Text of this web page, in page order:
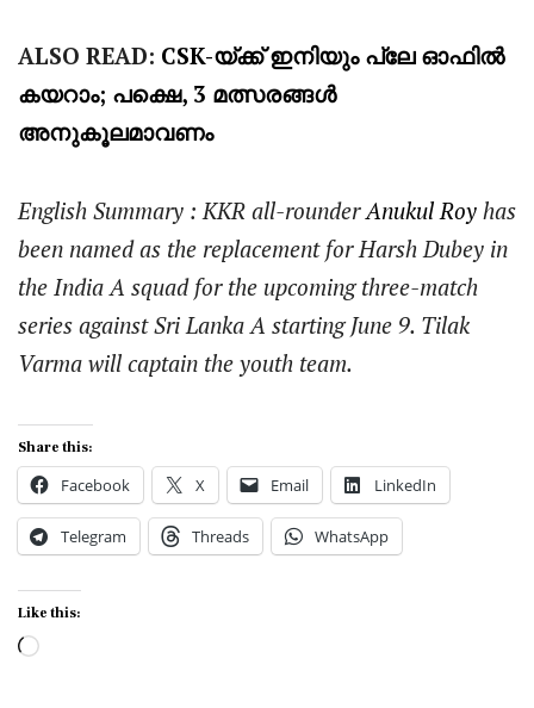
ALSO READ: CSK-യ്ക്ക് ഇനിയും പ്ലേ ഓഫിൽ
കയറാം; പക്ഷെ, 3 മത്സരങ്ങൾ
അനുകൂലമാവണം
English Summary : KKR all-rounderAnukul Roy has
been named as the replacement for Harsh Dubey in
the India A squad for the upcoming three-match
series against Sri Lanka A starting June 9. Tilak
Varma will captain the youth team.
Share this:
Facebook X Email LinkedIn
Telegram Threads WhatsApp
Like this:
Loading…